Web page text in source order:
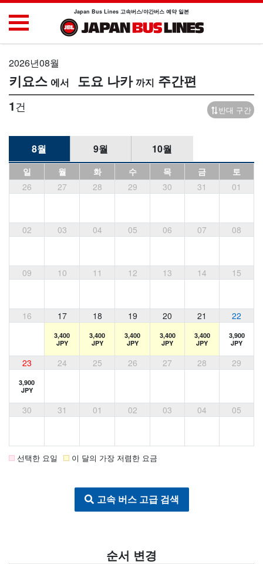
Japan Bus Lines 고속버스/야간버스 예약 일본
2026년08월
키요스 도요 나카 주간편
1건 반대 구간
8월 9월 10월
일 월 화 수 목 금
토
26
27 28 29 30 31 01
02 03 04 05 06 07 08
09 10 11 12 13 14 15
16 17 18 19 20 21 22
3,400
JPY
3,400
JPY
3,400
JPY
3,400
JPY
3,400
JPY
3,900
JPY
23 24 25 26 27 28 29
3,900
JPY
30 31 01 02 03 04 05
선택한 요일 이 달의 가장 저렴한 요금
고속 버스 고급 검색
순서 변경